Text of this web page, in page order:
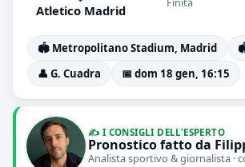
Atletico Madrid
🏟️ Metropolitano Stadium, Madrid
👤 G. Cuadra
📅 dom 18 gen, 16:15
✍️ I CONSIGLI DELL'ESPERTO
Pronostico fatto da
Analista sportivo & giornalista ·